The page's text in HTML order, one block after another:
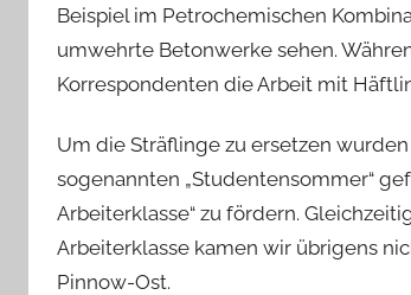
Beispiel im Petrochemischen
umwehrte Betonwerke sehen.
Korrespondenten die Arbeit mit
Um die Sträflinge zu ersetzen
sogenannten „Studentensommer“
Arbeiterklasse“ zu fördern.
Arbeiterklasse kamen wir übrigens
Pinnow-Ost.